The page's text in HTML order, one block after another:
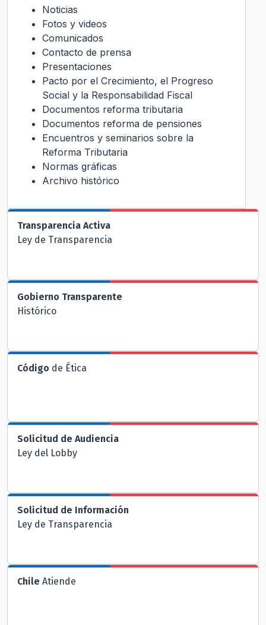
Noticias
Fotos y videos
Comunicados
Contacto de prensa
Presentaciones
Pacto por el Crecimiento, el Progreso
Social y la Responsabilidad Fiscal
Documentos reforma tributaria
Documentos reforma de pensiones
Encuentros y seminarios sobre la
Reforma Tributaria
Normas gráficas
Archivo histórico
Transparencia Activa
Ley de Transparencia
Gobierno Transparente
Histórico
Código de Ética
Solicitud de Audiencia
Ley del Lobby
Solicitud de Información
Ley de Transparencia
Chile Atiende